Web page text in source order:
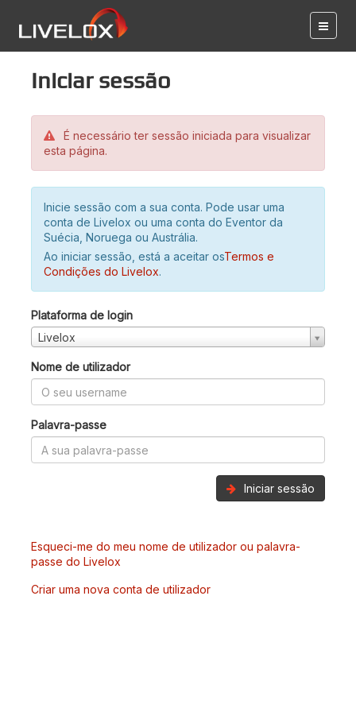
Iniciar sessão
É necessário ter sessão iniciada para visualizar
esta página.
Inicie sessão com a sua conta. Pode usar uma
conta de Livelox ou uma conta do Eventor da
Suécia, Noruega ou Austrália.
Ao iniciar sessão, está a aceitar osTermos e
Condições do Livelox.
Plataforma de login
Livelox
Nome de utilizador
Palavra-passe
Iniciar sessão
Esqueci-me do meu nome de utilizador ou palavra-
passe do Livelox
Criar uma nova conta de utilizador